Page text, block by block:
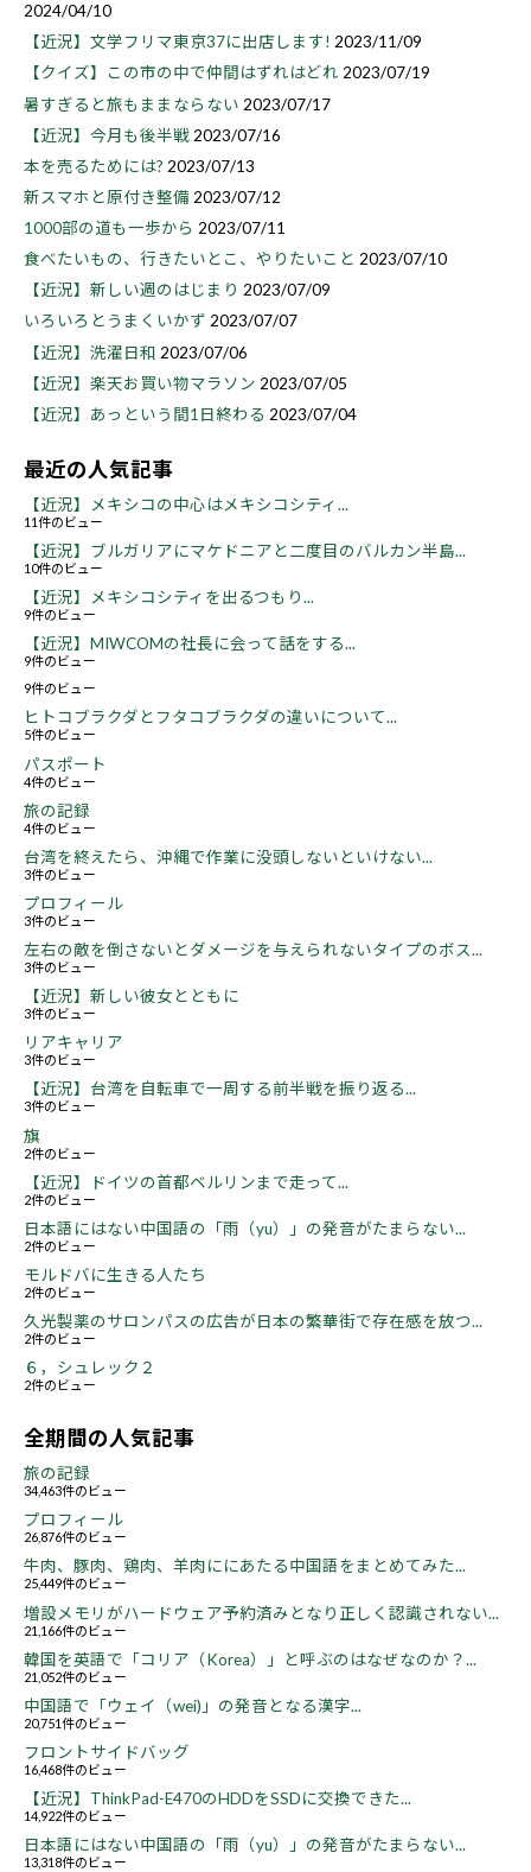
2024/04/10
【近況】文学フリマ東京37に出店します! 2023/11/09
【クイズ】この市の中で仲間はずれはどれ 2023/07/19
暑すぎると旅もままならない 2023/07/17
【近況】今月も後半戦 2023/07/16
本を売るためには? 2023/07/13
新スマホと原付き整備 2023/07/12
1000部の道も一歩から 2023/07/11
食べたいもの、行きたいとこ、やりたいこと 2023/07/10
【近況】新しい週のはじまり 2023/07/09
いろいろとうまくいかず 2023/07/07
【近況】洗濯日和 2023/07/06
【近況】楽天お買い物マラソン 2023/07/05
【近況】あっという間1日終わる 2023/07/04
最近の人気記事
【近況】メキシコの中心はメキシコシティ...
11件のビュー
【近況】ブルガリアにマケドニアと二度目のバルカン半島...
10件のビュー
【近況】メキシコシティを出るつもり...
9件のビュー
【近況】MIWCOMの社長に会って話をする...
9件のビュー
9件のビュー
ヒトコブラクダとフタコブラクダの違いについて...
5件のビュー
パスポート
4件のビュー
旅の記録
4件のビュー
台湾を終えたら、沖縄で作業に没頭しないといけない...
3件のビュー
プロフィール
3件のビュー
左右の敵を倒さないとダメージを与えられないタイプのボス...
3件のビュー
【近況】新しい彼女とともに
3件のビュー
リアキャリア
3件のビュー
【近況】台湾を自転車で一周する前半戦を振り返る...
3件のビュー
旗
2件のビュー
【近況】ドイツの首都ベルリンまで走って...
2件のビュー
日本語にはない中国語の「雨（yu）」の発音がたまらない...
2件のビュー
モルドバに生きる人たち
2件のビュー
久光製薬のサロンパスの広告が日本の繁華街で存在感を放つ...
2件のビュー
６，シュレック２
2件のビュー
全期間の人気記事
旅の記録
34,463件のビュー
プロフィール
26,876件のビュー
牛肉、豚肉、鶏肉、羊肉ににあたる中国語をまとめてみた...
25,449件のビュー
増設メモリがハードウェア予約済みとなり正しく認識されない...
21,166件のビュー
韓国を英語で「コリア（Korea）」と呼ぶのはなぜなのか？...
21,052件のビュー
中国語で「ウェイ（wei)」の発音となる漢字...
20,751件のビュー
フロントサイドバッグ
16,468件のビュー
【近況】ThinkPad-E470のHDDをSSDに交換できた...
14,922件のビュー
日本語にはない中国語の「雨（yu）」の発音がたまらない...
13,318件のビュー